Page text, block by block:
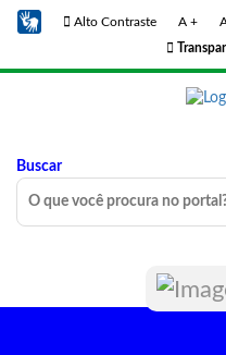
Alto Contraste A +
Buscar